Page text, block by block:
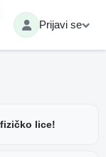
Prijavi se
fizičko lice!